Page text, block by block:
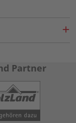
Partner